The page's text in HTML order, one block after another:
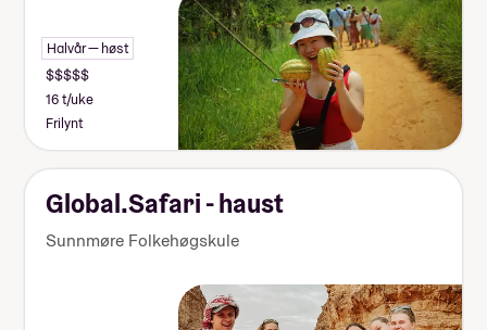
Halvår — høst
16 t/uke
Frilynt
Global.Safari - haust
Sunnmøre Folkehøgskule